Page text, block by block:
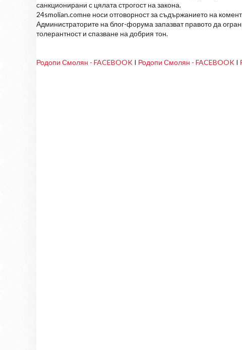
санкционирани с цялата строгост на закона.
24smolian.comне носи отговорност за съдържанието на
Администраторите на блог-форума запазват правото да
толерантност и спазване на добрия тон.
Родопи Смолян - FACEBOOK I Родопи Смолян - FACEBOOK I